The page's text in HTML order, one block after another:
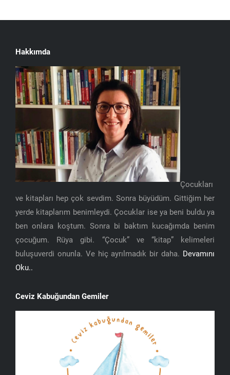
Hakkımda
Çocukları
ve kitapları hep çok sevdim. Sonra büyüdüm. Gittiğim her
yerde kitaplarım benimleydi. Çocuklar ise ya beni buldu ya
ben onlara koştum. Sonra bi baktım kucağımda benim
çocuğum. Rüya gibi. “Çocuk” ve “kitap” kelimeleri
buluşuverdi onunla. Ve hiç ayrılmadık bir daha. Devamını
Oku..
Ceviz Kabuğundan Gemiler